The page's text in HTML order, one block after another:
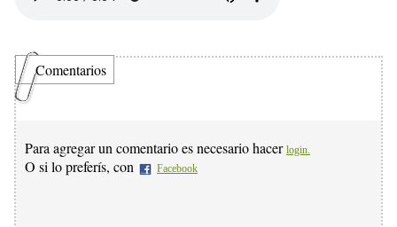
Comentarios
Para agregar un comentario es necesario hacer login.
O si lo preferís, con Facebook